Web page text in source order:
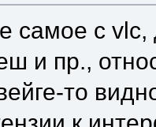
самое с
и пр.,
то